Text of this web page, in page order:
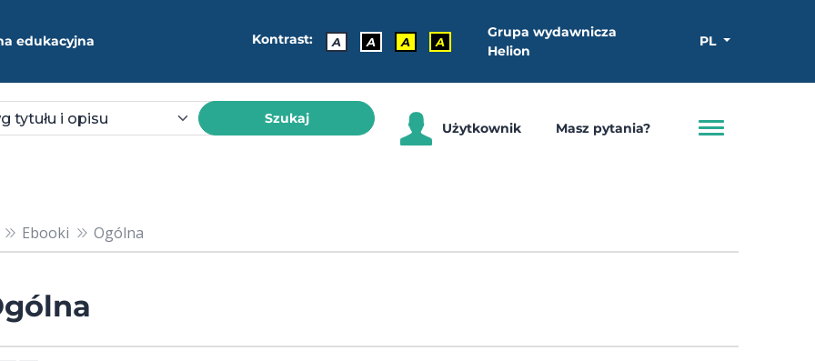
edukacyjna Kontrast: A A A A
Grupa wydawnicza
Helion
PL
Szukaj
Użytkownik Masz pytania?
Ebooki Ogólna